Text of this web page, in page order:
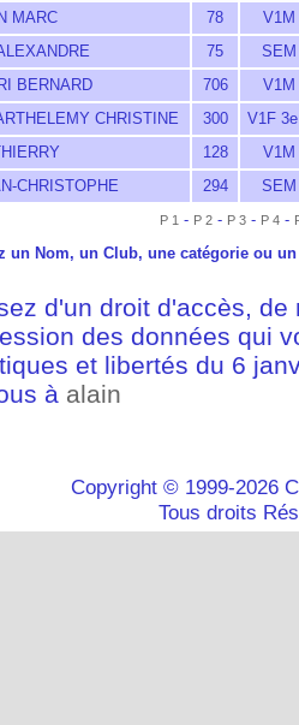
MARC 78 V1M
75
BERNARD 706 V1M
CHRISTINE 300 V1F
128 V1M
CHRISTOPHE 294
P 1 - P 2 - P 3 - P 4 -
un Nom, un Club, une catégorie ou
d'un droit d'accès,
des données qui
et libertés du 6
à alain
Copyright © 1999-2026
Tous droits